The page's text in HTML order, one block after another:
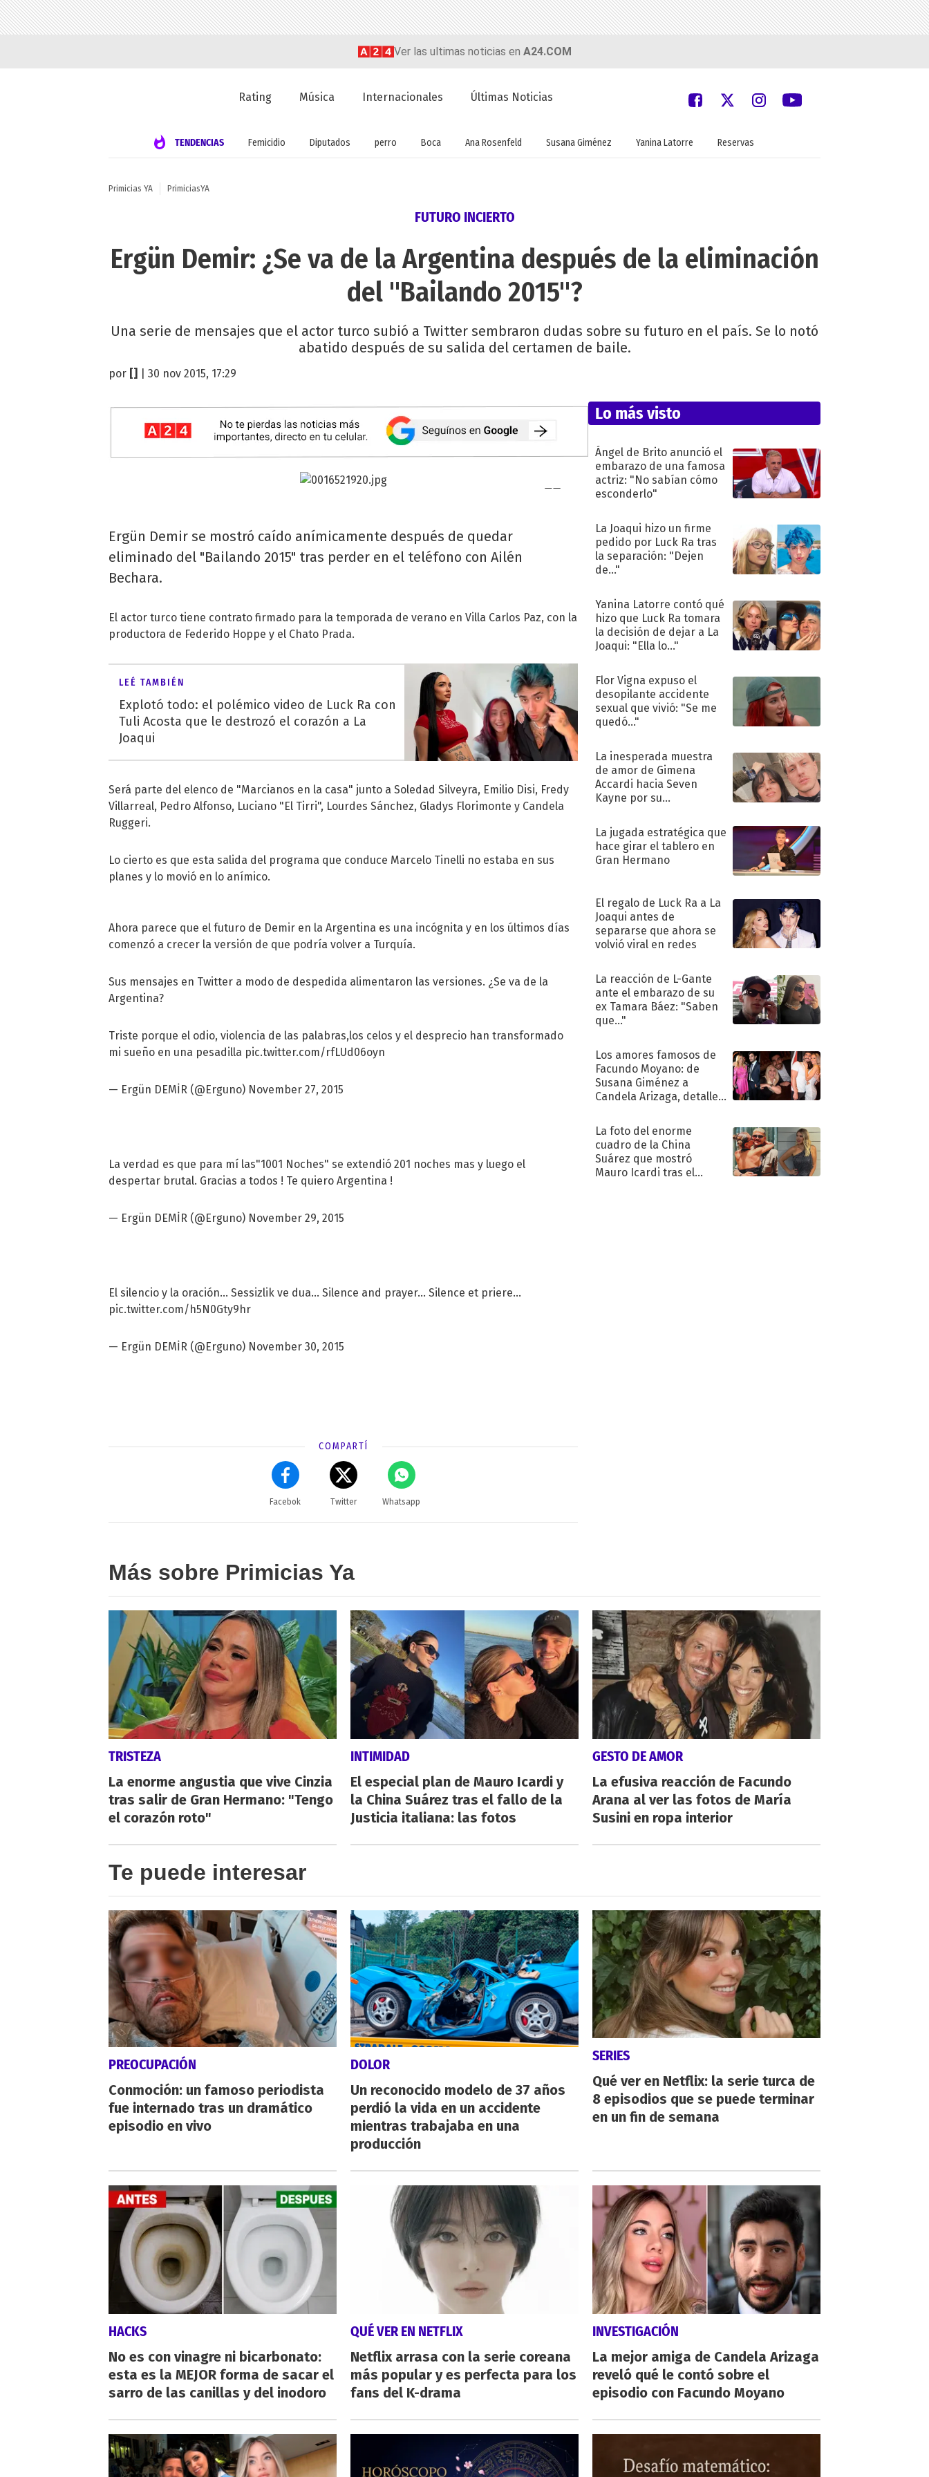
Ver las ultimas noticias en A24.COM
Rating Música Internacionales Últimas Noticias
TENDENCIAS Femicidio Diputados perro Boca Ana Rosenfeld Susana Giménez Yanina Latorre Reservas
Primicias YA PrimiciasYA
FUTURO INCIERTO
Ergün Demir: ¿Se va de la Argentina después de la eliminación
del "Bailando 2015"?
Una serie de mensajes que el actor turco subió a Twitter sembraron dudas sobre su futuro en el país. Se lo notó
abatido después de su salida del certamen de baile.
por | 30 nov 2015, 17:29
Ergün Demir se mostró caído anímicamente después de quedar
eliminado del "Bailando 2015" tras perder en el teléfono con Ailén
Bechara.
El actor turco tiene contrato firmado para la temporada de verano en Villa Carlos Paz, con la
productora de Federido Hoppe y el Chato Prada.
LEÉ TAMBIÉN
Explotó todo: el polémico video de Luck Ra con
Tuli Acosta que le destrozó el corazón a La
Joaqui
Será parte del elenco de "Marcianos en la casa" junto a Soledad Silveyra, Emilio Disi, Fredy
Villarreal, Pedro Alfonso, Luciano "El Tirri", Lourdes Sánchez, Gladys Florimonte y Candela
Ruggeri.
Lo cierto es que esta salida del programa que conduce Marcelo Tinelli no estaba en sus
planes y lo movió en lo anímico.
Ahora parece que el futuro de Demir en la Argentina es una incógnita y en los últimos días
comenzó a crecer la versión de que podría volver a Turquía.
Sus mensajes en Twitter a modo de despedida alimentaron las versiones. ¿Se va de la
Argentina?
Triste porque el odio, violencia de las palabras,los celos y el desprecio han transformado
mi sueño en una pesadilla pic.twitter.com/rfLUd06oyn
— Ergün DEMİR (@Erguno) November 27, 2015
La verdad es que para mí las"1001 Noches" se extendió 201 noches mas y luego el
despertar brutal. Gracias a todos ! Te quiero Argentina !
— Ergün DEMİR (@Erguno) November 29, 2015
El silencio y la oración... Sessizlik ve dua... Silence and prayer... Silence et priere...
pic.twitter.com/h5N0Gty9hr
— Ergün DEMİR (@Erguno) November 30, 2015
COMPARTÍ
Facebok Twitter Whatsapp
Lo más visto
Ángel de Brito anunció el
embarazo de una famosa
actriz: "No sabían cómo
esconderlo"
La Joaqui hizo un firme
pedido por Luck Ra tras
la separación: "Dejen
de..."
Yanina Latorre contó qué
hizo que Luck Ra tomara
la decisión de dejar a La
Joaqui: "Ella lo..."
Flor Vigna expuso el
desopilante accidente
sexual que vivió: "Se me
quedó..."
La inesperada muestra
de amor de Gimena
Accardi hacia Seven
Kayne por su
La jugada estratégica que
hace girar el tablero en
Gran Hermano
El regalo de Luck Ra a La
Joaqui antes de
separarse que ahora se
volvió viral en redes
La reacción de L-Gante
ante el embarazo de su
ex Tamara Báez: "Saben
que..."
Los amores famosos de
Facundo Moyano: de
Susana Giménez a
Candela Arizaga, detalles
sentimental
La foto del enorme
cuadro de la China
Suárez que mostró
Mauro Icardi tras el
Más sobre Primicias Ya
TRISTEZA
La enorme angustia que vive Cinzia
tras salir de Gran Hermano: "Tengo
el corazón roto"
INTIMIDAD
El especial plan de Mauro Icardi y
la China Suárez tras el fallo de la
Justicia italiana: las fotos
GESTO DE AMOR
La efusiva reacción de Facundo
Arana al ver las fotos de María
Susini en ropa interior
Te puede interesar
PREOCUPACIÓN
Conmoción: un famoso periodista
fue internado tras un dramático
episodio en vivo
DOLOR
Un reconocido modelo de 37 años
perdió la vida en un accidente
mientras trabajaba en una
producción
SERIES
Qué ver en Netflix: la serie turca de
8 episodios que se puede terminar
en un fin de semana
HACKS
No es con vinagre ni bicarbonato:
esta es la MEJOR forma de sacar el
sarro de las canillas y del inodoro
QUÉ VER EN NETFLIX
Netflix arrasa con la serie coreana
más popular y es perfecta para los
fans del K-drama
INVESTIGACIÓN
La mejor amiga de Candela Arizaga
reveló qué le contó sobre el
episodio con Facundo Moyano